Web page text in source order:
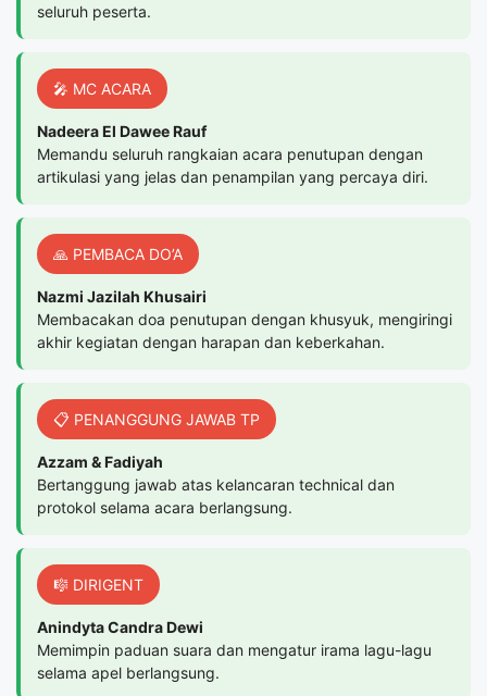
seluruh peserta.
🎤 MC ACARA
Nadeera El Dawee Rauf
Memandu seluruh rangkaian acara penutupan dengan
artikulasi yang jelas dan penampilan yang percaya diri.
🙏 PEMBACA DO’A
Nazmi Jazilah Khusairi
Membacakan doa penutupan dengan khusyuk, mengiringi
akhir kegiatan dengan harapan dan keberkahan.
📋 PENANGGUNG JAWAB TP
Azzam & Fadiyah
Bertanggung jawab atas kelancaran technical dan
protokol selama acara berlangsung.
🎼 DIRIGENT
Anindyta Candra Dewi
Memimpin paduan suara dan mengatur irama lagu-lagu
selama apel berlangsung.